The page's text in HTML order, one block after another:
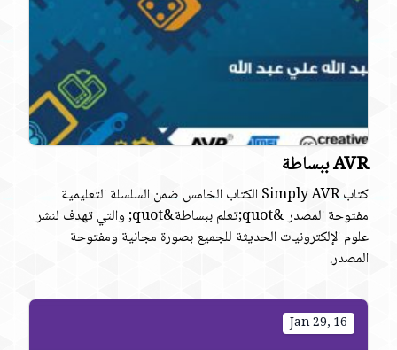
AVR ببساطة
كتاب Simply AVR الكتاب الخامس ضمن السلسلة التعليمية
مفتوحة المصدر &quot;تعلم ببساطة&quot; والتي تهدف لنشر
علوم اﻹلكترونيات الحديثة للجميع بصورة مجانية ومفتوحة
المصدر.
Jan 29, 16